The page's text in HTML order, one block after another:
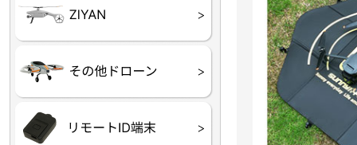
Shadow S3
ROVER3（トリコプタ
レース用 ドローン
各種メーカーパーツ一